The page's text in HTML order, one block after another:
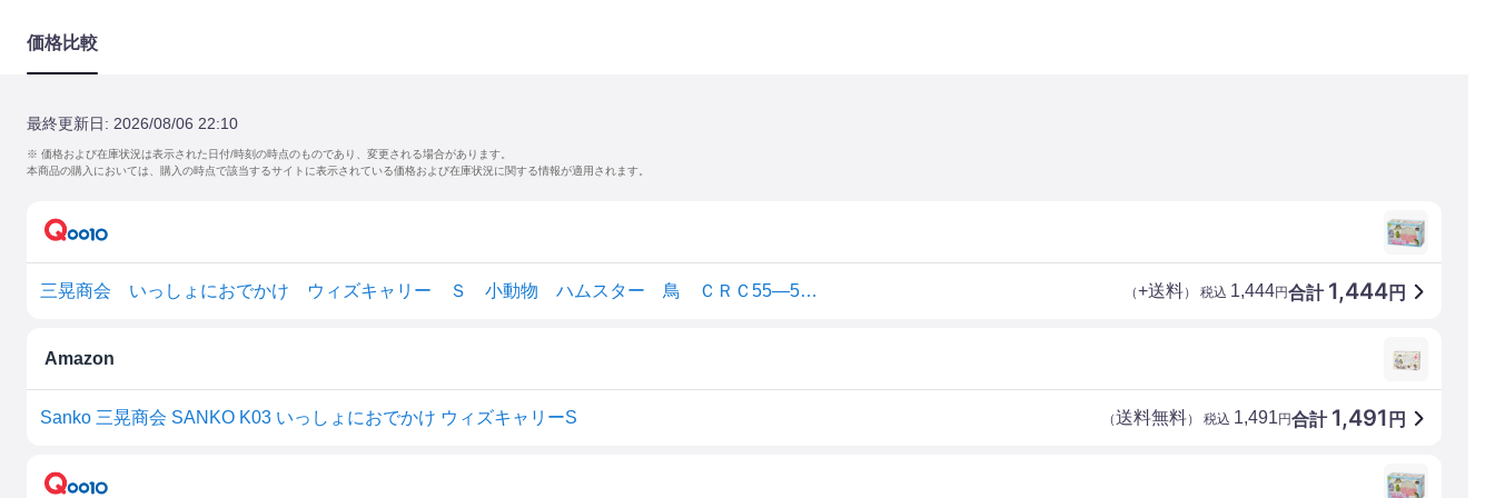
価格比較
最終更新日: 2026/08/06 22:10
※ 価格および在庫状況は表示された日付/時刻の時点のものであり、変更される場合があります。
本商品の購入においては、購入の時点で該当するサイトに表示されている価格および在庫状況に関する情報が適用されます。
三晃商会 いっしょにおでかけ ウィズキャリー Ｓ 小動物 ハムスター 鳥 ＣＲＣ55―55―00―00―00 合計 1,444円
（+送料） 税込 1,444円
Amazon
Sanko 三晃商会 SANKO K03 いっしょにおでかけ ウィズキャリーS 合計 1,491 円
（送料無料） 税込 1,491円